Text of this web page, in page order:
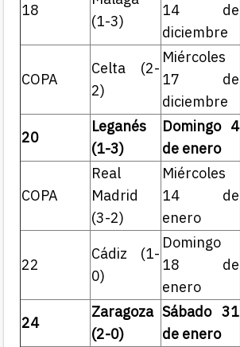
18
(1-3)
14 de
diciembre
COPA
Celta (2-
2)
Miércoles
17 de
diciembre
20
Leganés
(1-3)
Domingo 4
de enero
COPA
Real
Madrid
(3-2)
Miércoles
14 de
enero
22
Cádiz (1-
0)
Domingo
18 de
enero
24
Zaragoza
(2-0)
Sábado 31
de enero